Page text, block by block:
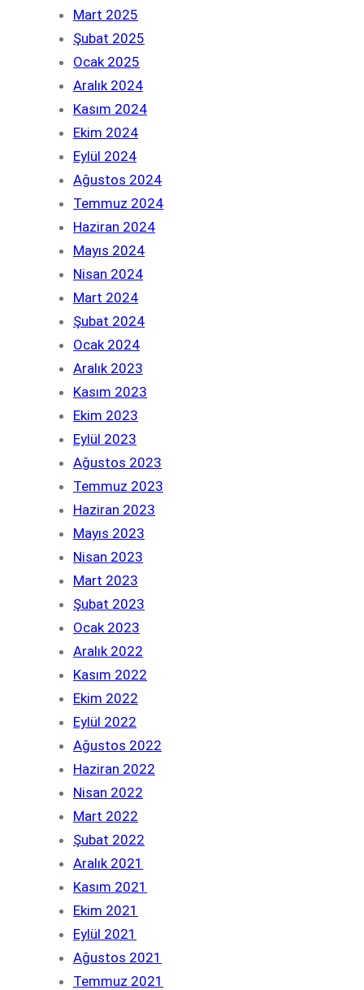
Mart 2025
Şubat 2025
Ocak 2025
Aralık 2024
Kasım 2024
Ekim 2024
Eylül 2024
Ağustos 2024
Temmuz 2024
Haziran 2024
Mayıs 2024
Nisan 2024
Mart 2024
Şubat 2024
Ocak 2024
Aralık 2023
Kasım 2023
Ekim 2023
Eylül 2023
Ağustos 2023
Temmuz 2023
Haziran 2023
Mayıs 2023
Nisan 2023
Mart 2023
Şubat 2023
Ocak 2023
Aralık 2022
Kasım 2022
Ekim 2022
Eylül 2022
Ağustos 2022
Haziran 2022
Nisan 2022
Mart 2022
Şubat 2022
Aralık 2021
Kasım 2021
Ekim 2021
Eylül 2021
Ağustos 2021
Temmuz 2021